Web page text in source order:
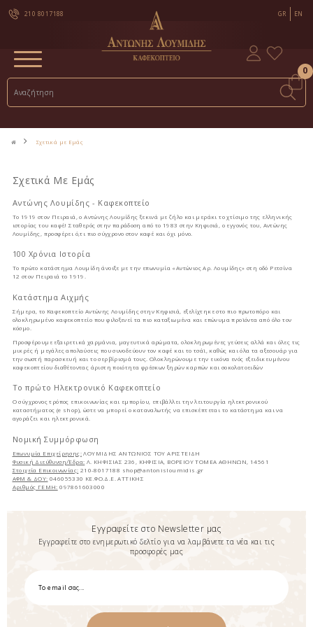
210 8017188 GR EN
0
Σχετικά με Εμάς
Σχετικά Με Εμάς
Αντώνης Λουμίδης - Καφεκοπτείο
Το 1919 στον Πειραιά, ο Αντώνης Λουμίδης ξεκινά με ζήλο και μεράκι το χτίσιμο της ελληνικής
ιστορίας του καφέ! Σταθερός στην παράδοση από το 1983 στην Κηφισιά, ο εγγονός του, Αντώνης
Λουμίδης, προσφέρει ό,τι πιο σύγχρονο στον καφέ και όχι μόνο.
100 Χρόνια Ιστορία
Το πρώτο κατάστημα Λουμίδη άνοιξε με την επωνυμία «Αντώνιος Αρ. Λουμίδης» στη οδό Ρετσίνα
12 στον Πειραιά το 1919.
Κατάστημα Αιχμής
Σήμερα, το Καφεκοπτείο Αντώνης Λουμίδης στην Κηφισιά, εξελίχτηκε στο πιο πρωτοπόρο και
ολοκληρωμένο καφεκοπτείο που φιλοξενεί τα πιο καταξιωμένα και επώνυμα προϊόντα από όλο τον
κόσμο.
Προσφέρουμε εξαιρετικά χαρμάνια, μαγευτικά αρώματα, ολοκληρωμένες γεύσεις αλλά και όλες τις
μικρές ή μεγάλες απολαύσεις που συνοδεύουν τον καφέ και το τσάϊ, καθώς και όλα τα αξεσουάρ για
την σωστή παρασκευή και το σερβίρισμά τους. Ολοκληρώνουμε την εικόνα ενός εξειδικευμένου
καφεκοπτείου διαθέτοντας άριστη ποιότητα φρέσκων ξηρών καρπών και σοκολατοειδών
Το πρώτο Ηλεκτρονικό Καφεκοπτείο
Ο σύγχρονος τρόπος επικοινωνίας και εμπορίου, επιβάλλει την λειτουργία ηλεκτρονικού
καταστήματος (e shop), ώστε να μπορεί ο καταναλωτής να επισκέπτεται το κατάστημα και να
αγοράζει και ηλεκτρονικά.
Νομική Συμμόρφωση
Επωνυμία Επιχείρησης:ΛΟΥΜΙΔΗΣ ΑΝΤΩΝΙΟΣ ΤΟΥ ΑΡΙΣΤΕΙΔΗ
Φυσική Διεύθυνση/Έδρα: Λ. ΚΗΦΙΣΙΑΣ 236, ΚΗΦΙΣΙΑ, ΒΟΡΕΙΟΥ ΤΟΜΕΑ ΑΘΗΝΩΝ, 14561
Στοιχεία Επικοινωνίας: 210-8017188 shop@antonisloumidis.gr
ΑΦΜ & ΔΟΥ: 046055330 ΚΕ.ΦΟ.Δ.Ε. ΑΤΤΙΚΗΣ
Αριθμός ΓΕΜΗ: 097861603000
Εγγραφείτε στο Newsletter μας
Εγγραφείτε στο ενημερωτικό δελτίο για να λαμβάνετε τα νέα και τις
προσφορές μας